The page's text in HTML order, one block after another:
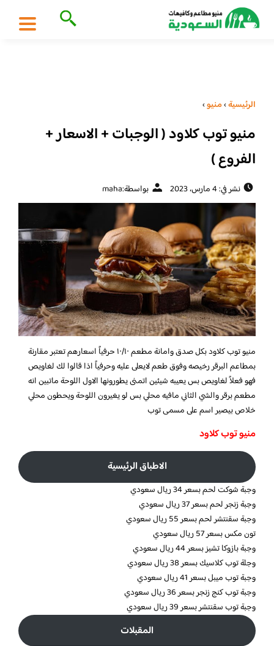
الرئيسية›منيو›
منيو توب كلاود ( الوجبات + الاسعار +
الفروع )
نشر في: 4 مارس، 2023 بواسطة:maha
منيو توب كلاود بكل صدق وامانة مطعم ١٠/١٠ حرفياً اسعارهم تعتبر مقارنة
بمطاعم البرقر رخيصه وفوق طعم لايعلى عليه وحرفياً اذا قالوا لك لغاويص
فهو فعلاً لغاويص بس يعيبه شيئين اتمنى يطورونها الاول اللوحة ماتبين انه
مطعم برقر والشي الثاني مافيه محلي بس لو يغيرون اللوحة ويحطون محلي
خلاص بيصير اسم على مسمى توب
منيو توب كلاود
الاطباق الرئيسية
وجبة شوكت لحم بسعر 34 ريال سعودي
وجبة زنجر لحم بسعر 37 ريال سعودي
وجبة سقنتشر لحم بسعر 55 ريال سعودي
تون مكس بسعر 57 ريال سعودي
وجبة بازوكا تشيز بسعر 44 ريال سعودي
وجلة توب كلاسيك بسعر 38 ريال سعودي
وجبة توب ميبل بسعر 41 ريال سعودي
وجبة توب كنج زنجر بسعر 36 ريال سعودي
وجبة توب سقنتشر بسعر 39 ريال سعودي
المقبلات